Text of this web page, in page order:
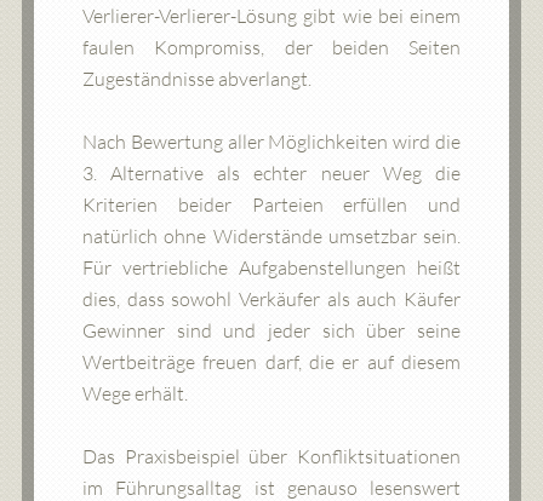
Verlierer-Verlierer-Lösung gibt wie bei einem
faulen Kompromiss, der beiden Seiten
Zugeständnisse abverlangt.
Nach Bewertung aller Möglichkeiten wird die
3. Alternative als echter neuer Weg die
Kriterien beider Parteien erfüllen und
natürlich ohne Widerstände umsetzbar sein.
Für vertriebliche Aufgabenstellungen heißt
dies, dass sowohl Verkäufer als auch Käufer
Gewinner sind und jeder sich über seine
Wertbeiträge freuen darf, die er auf diesem
Wege erhält.
Das Praxisbeispiel über Konfliktsituationen
im Führungsalltag ist genauso lesenswert